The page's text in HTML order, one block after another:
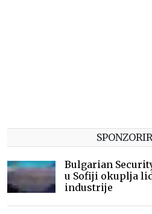
Bulgarian
u Sofiji okuplja
industrije